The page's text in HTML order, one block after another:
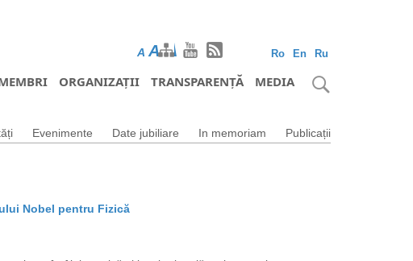
Ro En Ru
A AA
ORGANIZAȚII TRANSPARENȚĂ MEDIA
Evenimente Date jubiliare In memoriam Publicații
Nobel pentru Fizică